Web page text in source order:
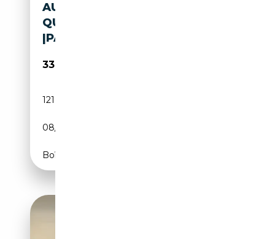
AUDI A6 LIMOUSINE 50 TFSIE
QUATTRO COMPETITION
|PANO|RSZET
33 850€
121 500 km
08/2020
Boîte automatique